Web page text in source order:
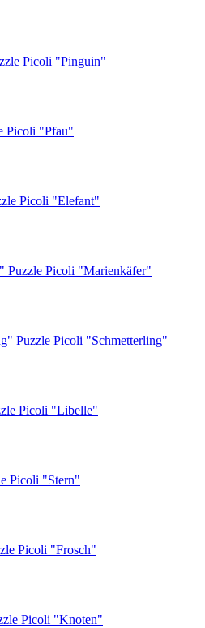
Picoli "Pinguin"
Picoli "Pfau"
Picoli "Elefant"
Puzzle Picoli "Marienkäfer"
Puzzle Picoli "Schmetterling"
Picoli "Libelle"
Picoli "Stern"
Picoli "Frosch"
Picoli "Knoten"